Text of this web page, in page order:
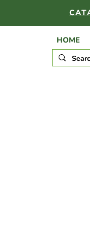
HOME